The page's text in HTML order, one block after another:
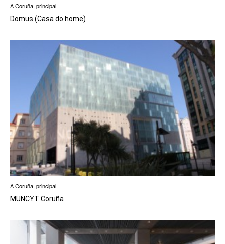
A Coruña, principal
Domus (Casa do home)
A Coruña principal
MUNCYT Coruña